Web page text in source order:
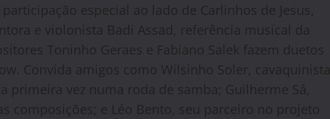
especial ao lado de Carlinhos de Jesus,
e violonista Badi Assad, referência musical da
Toninho Geraes e Fabiano Salek fazem duetos
Convida amigos como Wilsinho Soler, cavaquinista
primeira vez numa roda de samba; Guilherme Sá,
composições; e Léo Bento, seu parceiro no projeto